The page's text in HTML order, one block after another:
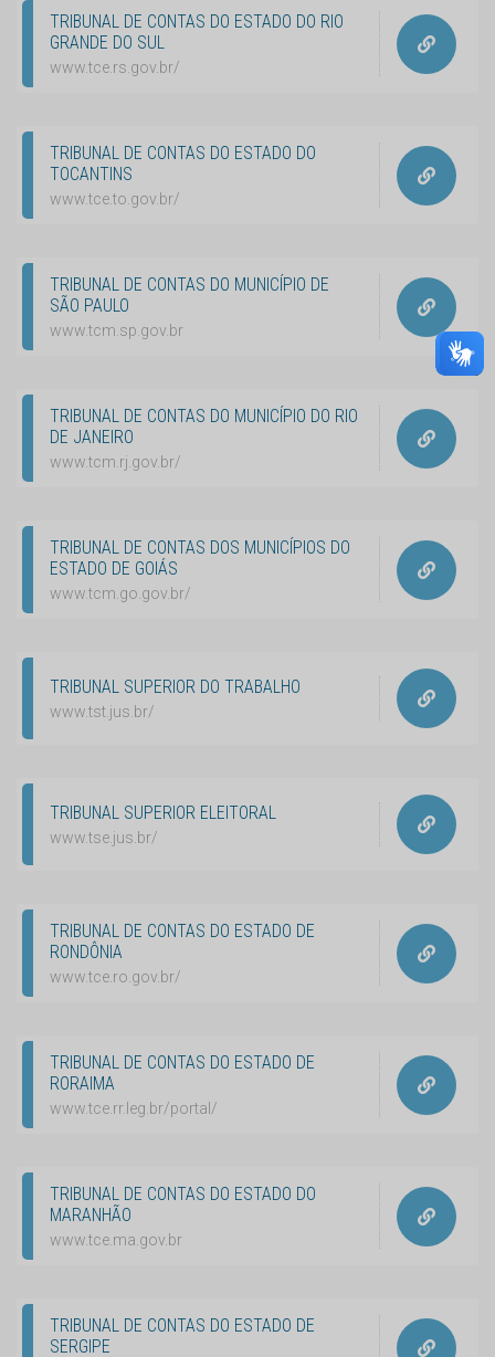
TRIBUNAL DE CONTAS DO ESTADO DO RIO
GRANDE DO SUL
www.tce.rs.gov.br/
TRIBUNAL DE CONTAS DO ESTADO DO
TOCANTINS
www.tce.to.gov.br/
TRIBUNAL DE CONTAS DO MUNICÍPIO DE
SÃO PAULO
www.tcm.sp.gov.br
TRIBUNAL DE CONTAS DO MUNICÍPIO DO RIO
DE JANEIRO
www.tcm.rj.gov.br/
TRIBUNAL DE CONTAS DOS MUNICÍPIOS DO
ESTADO DE GOIÁS
www.tcm.go.gov.br/
TRIBUNAL SUPERIOR DO TRABALHO
www.tst.jus.br/
TRIBUNAL SUPERIOR ELEITORAL
www.tse.jus.br/
TRIBUNAL DE CONTAS DO ESTADO DE
RONDÔNIA
www.tce.ro.gov.br/
TRIBUNAL DE CONTAS DO ESTADO DE
RORAIMA
www.tce.rr.leg.br/portal/
TRIBUNAL DE CONTAS DO ESTADO DO
MARANHÃO
www.tce.ma.gov.br
TRIBUNAL DE CONTAS DO ESTADO DE
SERGIPE